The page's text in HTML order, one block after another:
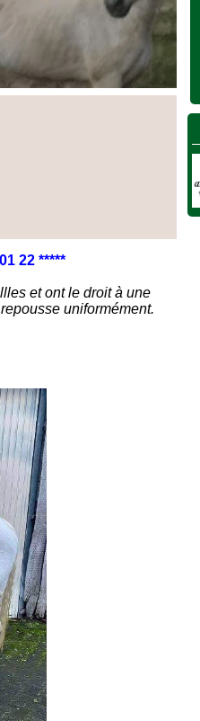
22 *****
et ont le droit à une
uniformément.